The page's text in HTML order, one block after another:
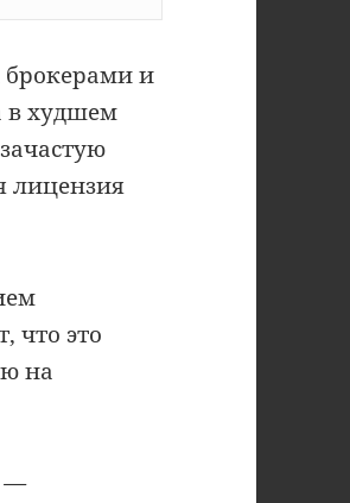
и
в худшем
лицензия
что это
на
—